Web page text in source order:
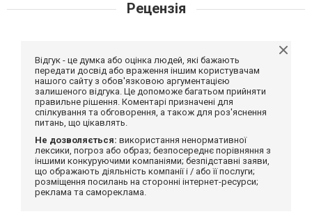
Рецензія
Відгук - це думка або оцінка людей, які бажають
передати досвід або враження іншим користувачам
нашого сайту з обов'язковою аргументацією
залишеного відгука. Це допоможе багатьом прийняти
правильне рішення. Коментарі призначені для
спілкування та обговорення, а також для роз'яснення
питань, що цікавлять.
Не дозволяється: використання ненормативної
лексики, погроз або образ; безпосереднє порівняння з
іншими конкуруючими компаніями; безпідставні заяви,
що ображають діяльність компанії і / або її послуги;
розміщення посилань на сторонні інтернет-ресурси;
реклама та самореклама.